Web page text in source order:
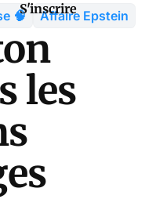
S'inscrire
🧠 Affaire Epstein
les